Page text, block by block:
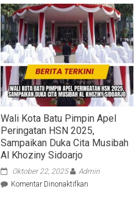
Wali Kota Batu Pimpin Apel
Peringatan HSN 2025,
Sampaikan Duka Cita Musibah
Al Khoziny Sidoarjo
Oktober 22, 2025
Admin
Komentar Dinonaktifkanpada